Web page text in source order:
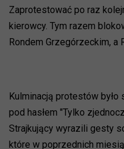
Zaprotestować po raz
kierowcy. Tym razem
Rondem Grzegórzeckim, a
Kulminacją protestów było
pod hasłem "Tylko
Strajkujący wyrazili gesty
które w poprzednich